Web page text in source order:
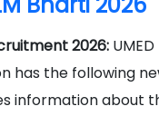
2026:
has the following
information about